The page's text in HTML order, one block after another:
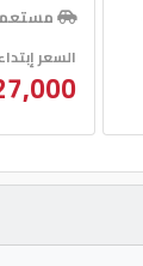
السعر